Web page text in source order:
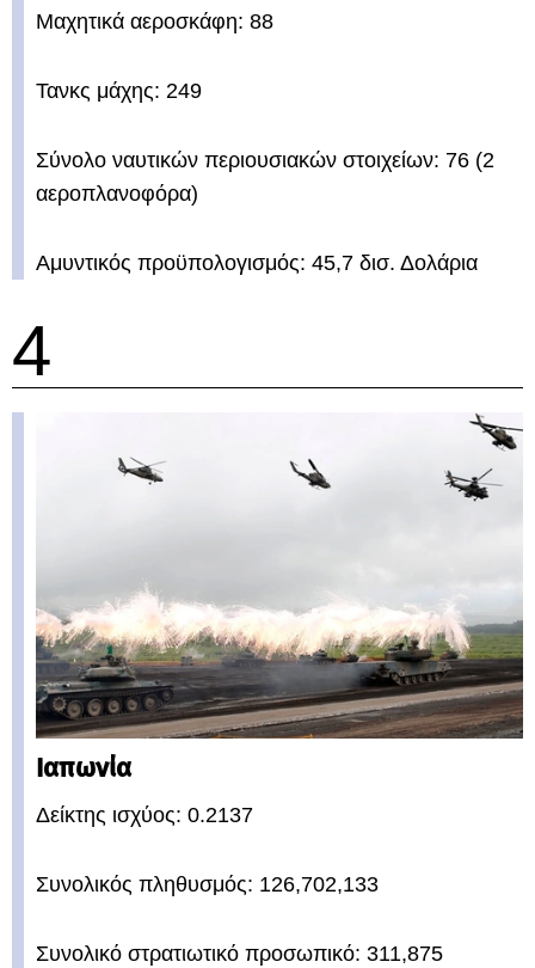
Μαχητικά αεροσκάφη: 88
Τανκς μάχης: 249
Σύνολο ναυτικών περιουσιακών στοιχείων: 76 (2
αεροπλανοφόρα)
Αμυντικός προϋπολογισμός: 45,7 δισ. Δολάρια
4
Ιαπωνία
Δείκτης ισχύος: 0.2137
Συνολικός πληθυσμός: 126,702,133
Συνολικό στρατιωτικό προσωπικό: 311,875